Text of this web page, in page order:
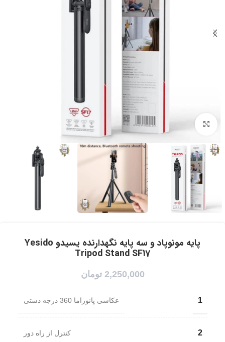
برای بزرگنمایی کلیک کنید
پایه مونوپاد و سه پایه نگهدارنده یسیدو Yesido
Tripod Stand SF17
2,250,000 تومان
1 عکاسی پانوراما 360 درجه دستی
2 کنترل از راه دور